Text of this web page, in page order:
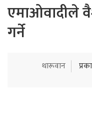
एमाओवादीले
गर्ने
थारूवान